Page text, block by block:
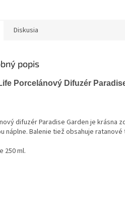
Diskusia
popis
Porcelánový Difuzér
difuzér Paradise Garden je krásna
náplne. Balenie tiež obsahuje ratanové
250 ml.